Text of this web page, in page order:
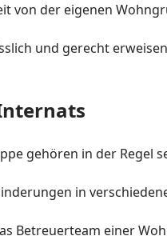
von der eigenen
und gerecht
gehören in der Regel
in
Betreuerteam einer